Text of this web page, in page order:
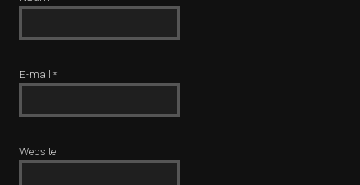
E-mail *
Website